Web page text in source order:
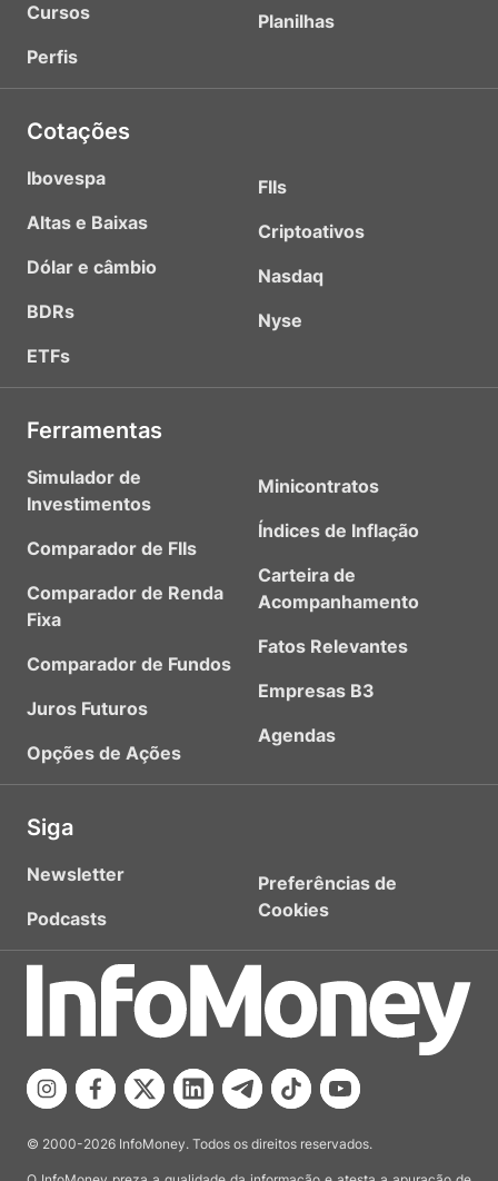
Cursos
Perfis
Planilhas
Cotações
Ibovespa
Altas e Baixas
Dólar e câmbio
BDRs
ETFs
FIIs
Criptoativos
Nasdaq
Nyse
Ferramentas
Simulador de
Investimentos
Comparador de FIIs
Comparador de Renda
Fixa
Comparador de Fundos
Juros Futuros
Opções de Ações
Minicontratos
Índices de Inflação
Carteira de
Acompanhamento
Fatos Relevantes
Empresas B3
Agendas
Siga
Newsletter
Podcasts
Preferências de
Cookies
© 2000-2026 InfoMoney. Todos os direitos reservados.